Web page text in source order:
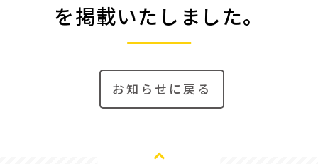
を掲載いたしました。
お知らせに戻る